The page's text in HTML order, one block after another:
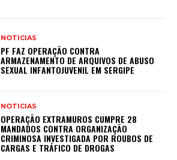
NOTICIAS
PF FAZ OPERAÇÃO CONTRA
ARMAZENAMENTO DE ARQUIVOS DE ABUSO
SEXUAL INFANTOJUVENIL EM SERGIPE
NOTICIAS
OPERAÇÃO EXTRAMUROS CUMPRE 28
MANDADOS CONTRA ORGANIZAÇÃO
CRIMINOSA INVESTIGADA POR ROUBOS DE
CARGAS E TRÁFICO DE DROGAS